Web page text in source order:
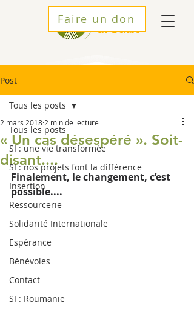
Faire un don
Post
Tous les posts
SI : une vie transformée
SI : nos projets font la différence
Insertion
Ressourcerie
Solidarité Internationale
Espérance
Bénévoles
Contact
SI : Roumanie
Tous les posts
« Un cas désespéré ». Soit-
disant....
2 mars 2018 2 min de lecture
Finalement, le changement, c’est
possible....